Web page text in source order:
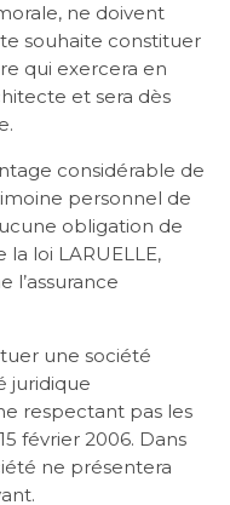
ne doivent
souhaite constituer
qui exercera en
et sera dès
considérable de
personnel de
obligation de
loi LARUELLE,
l’assurance
une société
juridique
respectant pas les
février 2006. Dans
ne présentera